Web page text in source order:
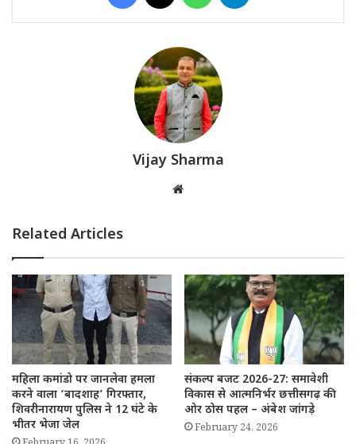
Vijay Sharma
Related Articles
महिला कमांडो पर जानलेवा हमला
करने वाला ‘बादशाह’ गिरफ्तार,
शिवरीनारायण पुलिस ने 12 घंटे के
भीतर भेजा जेल
संकल्प बजट 2026-27: समावेशी
विकास से आत्मनिर्भर छत्तीसगढ़ की
ओर ठोस पहल – अंबेश जांगड़े
February 24, 2026